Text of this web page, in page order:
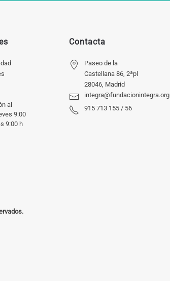
al
9:00
9:00 h
Contacta
Paseo de la
Castellana 86, 2ªpl
28046, Madrid
integra@fundacionintegra.org
915 713 155 / 56